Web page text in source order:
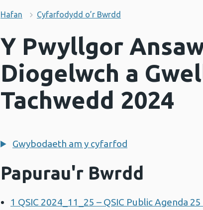
Hafan Cyfarfodydd o’r Bwrdd
Y Pwyllgor
Diogelwch a
Tachwedd 2024
Gwybodaeth am y cyfarfod
Papurau'r Bwrdd
1 QSIC 2024_11_25 – QSIC Public Agenda